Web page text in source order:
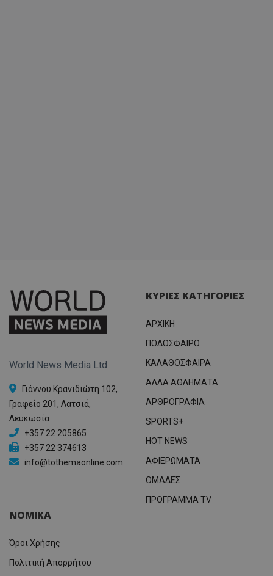
World News Media Ltd
Γιάννου Κρανιδιώτη 102,
Γραφείο 201, Λατσιά,
Λευκωσία
+357 22 205865
+357 22 374613
info@tothemaonline.com
ΚΥΡΙΕΣ ΚΑΤΗΓΟΡΙΕΣ
ΑΡΧΙΚΗ
ΠΟΔΟΣΦΑΙΡΟ
ΚΑΛΑΘΟΣΦΑΙΡΑ
ΑΛΛΑ ΑΘΛΗΜΑΤΑ
ΑΡΘΡΟΓΡΑΦΙΑ
SPORTS+
HOT NEWS
ΑΦΙΕΡΩΜΑΤΑ
ΟΜΑΔΕΣ
ΠΡΟΓΡΑΜΜΑ TV
ΝΟΜΙΚΑ
Όροι Χρήσης
Πολιτική Απορρήτου